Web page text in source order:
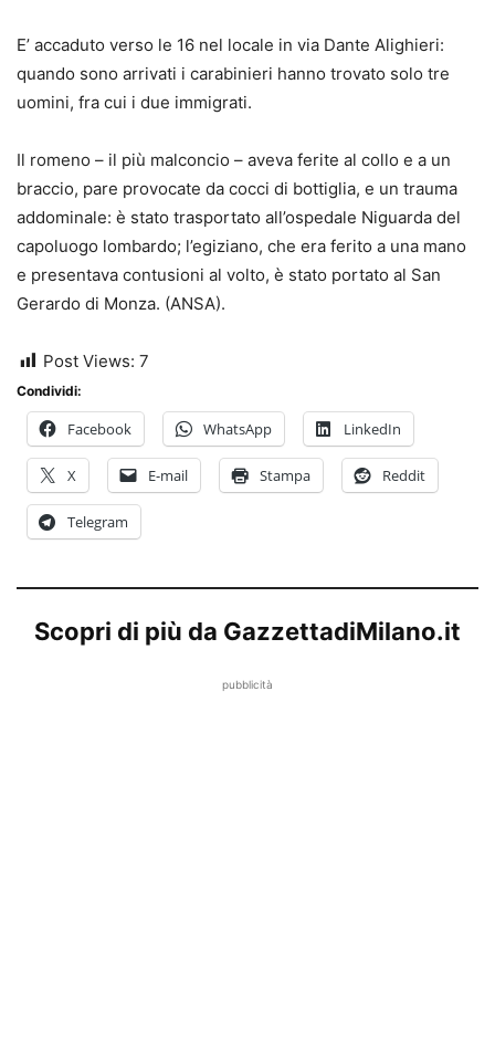
E’ accaduto verso le 16 nel locale in via Dante Alighieri:
quando sono arrivati i carabinieri hanno trovato solo tre
uomini, fra cui i due immigrati.
Il romeno – il più malconcio – aveva ferite al collo e a un
braccio, pare provocate da cocci di bottiglia, e un trauma
addominale: è stato trasportato all’ospedale Niguarda del
capoluogo lombardo; l’egiziano, che era ferito a una mano
e presentava contusioni al volto, è stato portato al San
Gerardo di Monza. (ANSA).
Post Views: 7
Condividi:
Facebook WhatsApp LinkedIn
X E-mail Stampa Reddit
Telegram
Scopri di più da GazzettadiMilano.it
pubblicità